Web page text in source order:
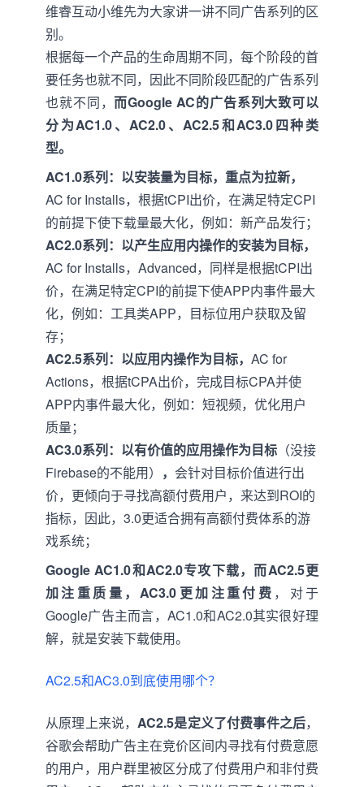
维睿互动小维先为大家讲一讲不同广告系列的区
别。
根据每一个产品的生命周期不同，每个阶段的首
要任务也就不同，因此不同阶段匹配的广告系列
也就不同，而Google AC的广告系列大致可以
分为AC1.0、AC2.0、AC2.5和AC3.0四种类
型。
AC1.0系列：以安装量为目标，重点为拉新，
AC for Installs，根据tCPI出价，在满足特定CPI
的前提下使下载量最大化，例如：新产品发行；
AC2.0系列： 以产生应用内操作的安装为目标，
AC for Installs，Advanced，同样是根据tCPI出
价，在满足特定CPI的前提下使APP内事件最大
化，例如：工具类APP，目标位用户获取及留
存；
AC2.5系列：以应用内操作为目标， AC for
Actions，根据tCPA出价，完成目标CPA并使
APP内事件最大化，例如：短视频，优化用户
质量；
AC3.0系列： 以有价值的应用操作为目标 （没接
Firebase的不能用） ， 会针对目标价值进行出
价，更倾向于寻找高额付费用户，来达到ROI的
指标，因此，3.0更适合拥有高额付费体系的游
戏系统；
Google AC1.0和AC2.0专攻下载，而AC2.5更
加注重质量，AC3.0更加注重付费 ，对于
Google广告主而言，AC1.0和AC2.0其实很好理
解，就是安装下载使用。
AC2.5和AC3.0到底使用哪个？
从原理上来说，AC2.5是定义了付费事件之后，
谷歌会帮助广告主在竞价区间内寻找有付费意愿
的用户，用户群里被区分成了付费用户和非付费